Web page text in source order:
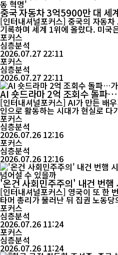
중국 자동차 3억5900만 대
할 '이동 혁명'
[인터내셔널포커스] 중국의 자동
기록하며 세계 1위에 올랐다. 미
은 약 8000만 대, 러시아는 약
뒤를 이었다. 그러나 이 순위는 단
아니다. 국가의 인구 규모와 국토
민의 이동 방식이 복합적으로 반영
다. 국제자동차...
포커스
심층분석
2026.07.27 22:11
포커스
심층분석
2026.07.27 22:11
AI 숏드라마 2억 조회수 돌파
[인터내셔널포커스] AI가 만든 배
인으로 활동하는 시대가 현실로 다
회의 조회수를 기록한 데 이어 극
형성하며 활동하는 새로운 콘텐츠
를 단순한 기술 시연이 아니라 콘텐
포커스
심층분석
2026.07.26 12:16
포커스
심층분석
2026.07.26 12:16
'온건 사회민주주의' 내건 번
의를 넘어설 수 있을까
[인터내셔널포커스] 영국이 또 한
타머 총리가 물러난 뒤 집권 노동
nham)이 7월 20일 찰스 3세 국왕
최근 10년 사이 일곱 번째 총리다.
안정성과 경제·사회 위기를 단적으로 보여준다. 리
가정 출신인 번햄은 보건장관과 그
포커스
심층분석
2026.07.26 11:24
포커스
심층분석
2026.07.26 11:24